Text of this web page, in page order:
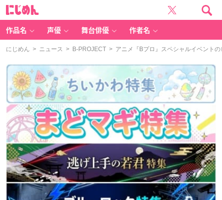
作品名 声優 舞台俳優 作者名
にじめん > ニュース > B-PROJECT > アニメ『Bプロ』スペシャルイベント